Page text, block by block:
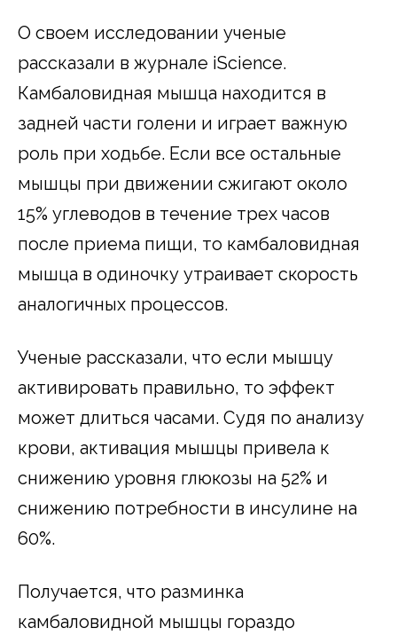
О своем исследовании ученые
рассказали в журнале iScience.
Камбаловидная мышца находится в
задней части голени и играет важную
роль при ходьбе. Если все остальные
мышцы при движении сжигают около
15% углеводов в течение трех часов
после приема пищи, то камбаловидная
мышца в одиночку утраивает скорость
аналогичных процессов.
Ученые рассказали, что если мышцу
активировать правильно, то эффект
может длиться часами. Судя по анализу
крови, активация мышцы привела к
снижению уровня глюкозы на 52% и
снижению потребности в инсулине на
60%.
Получается, что разминка
камбаловидной мышцы гораздо